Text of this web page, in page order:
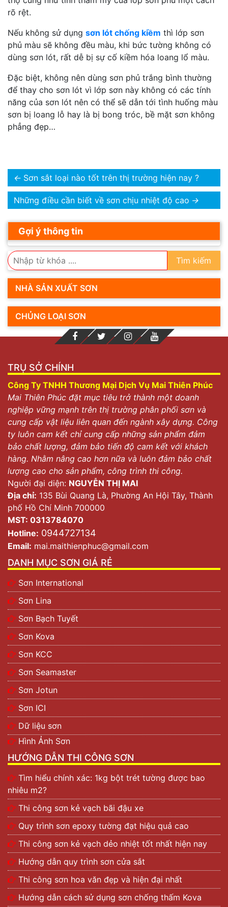
rõ rệt.
Nếu không sử dụng sơn lót chống kiềm thì lớp sơn
phủ màu sẽ không đều màu, khi bức tường không có
dùng sơn lót, rất dễ bị sự cố kiềm hóa loang lổ màu.
Đặc biệt, không nên dùng sơn phủ trắng bình thường
để thay cho sơn lót vì lớp sơn này không có các tính
năng của sơn lót nên có thể sẽ dẫn tới tình huống màu
sơn bị loang lỗ hay là bị bong tróc, bề mặt sơn không
phẳng đẹp…
← Sơn sắt loại nào tốt trên thị trường hiện nay ?
Những điều cần biết về sơn chịu nhiệt độ cao →
Gợi ý thông tin
Tìm kiếm
NHÀ SẢN XUẤT SƠN
CHỦNG LOẠI SƠN
TRỤ SỞ CHÍNH
Công Ty TNHH Thương Mại Dịch Vụ Mai Thiên Phúc
Mai Thiên Phúc đặt mục tiêu trở thành một doanh
nghiệp vững mạnh trên thị trường phân phối sơn và
cung cấp vật liệu liên quan đến ngành xây dựng. Công
ty luôn cam kết chỉ cung cấp những sản phẩm đảm
bảo chất lượng, đảm bảo tiến độ cam kết với khách
hàng. Nhằm nâng cao hơn nữa và luôn đảm bảo chất
lượng cao cho sản phẩm, công trình thi công.
Người đại diện: NGUYỄN THỊ MAI
Địa chỉ: 135 Bùi Quang Là, Phường An Hội Tây, Thành
phố Hồ Chí Minh 700000
MST: 0313784070
Hotline: 0944727134
Email: mai.maithienphuc@gmail.com
DANH MỤC SƠN GIÁ RẺ
Sơn International
Sơn Lina
Sơn Bạch Tuyết
Sơn Kova
Sơn KCC
Sơn Seamaster
Sơn Jotun
Sơn ICI
Dữ liệu sơn
Hình Ảnh Sơn
HƯỚNG DẪN THI CÔNG SƠN
Tìm hiểu chính xác: 1kg bột trét tường được bao
nhiêu m2?
Thi công sơn kẻ vạch bãi đậu xe
Quy trình sơn epoxy tường đạt hiệu quả cao
Thi công sơn kẻ vạch dẻo nhiệt tốt nhất hiện nay
Hướng dẫn quy trình sơn cửa sắt
Thi công sơn hoa văn đẹp và hiện đại nhất
Hướng dẫn cách sử dụng sơn chống thấm Kova